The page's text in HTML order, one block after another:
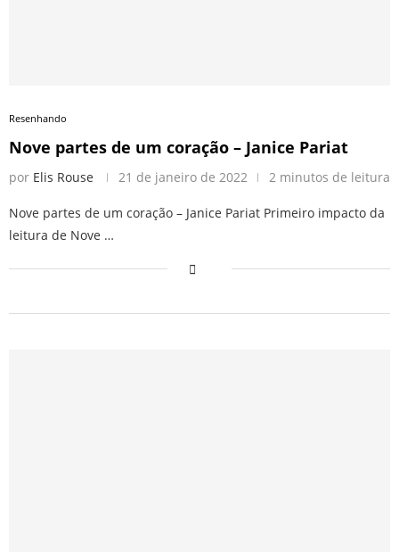
Resenhando
Nove partes de um coração – Janice Pariat
por Elis Rouse 21 de janeiro de 2022 2 minutos de leitura
Nove partes de um coração – Janice Pariat Primeiro impacto da
leitura de Nove …